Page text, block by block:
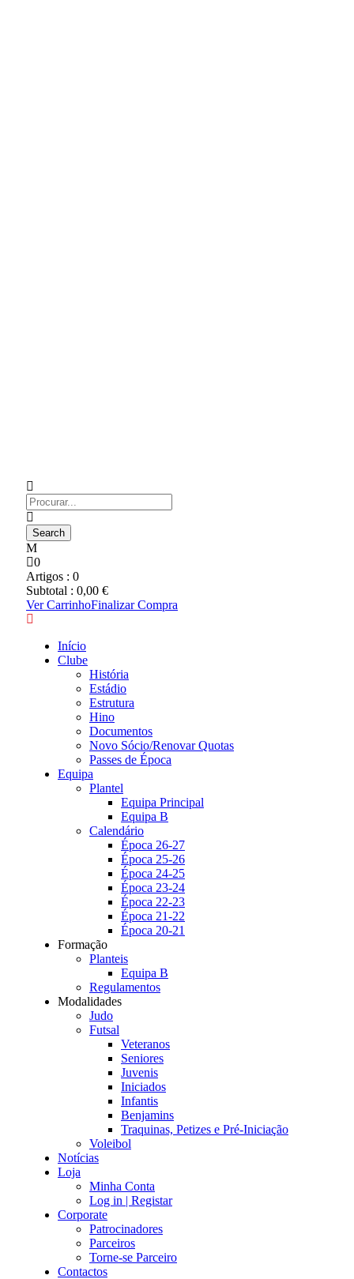
0
Artigos : 0
Subtotal : 0,00 €
Ver CarrinhoFinalizar Compra
Início
Clube
História
Estádio
Estrutura
Hino
Documentos
Novo Sócio/Renovar Quotas
Passes de Época
Equipa
Plantel
Equipa Principal
Equipa B
Calendário
Época 26-27
Época 25-26
Época 24-25
Época 23-24
Época 22-23
Época 21-22
Época 20-21
Formação
Planteis
Equipa B
Regulamentos
Modalidades
Judo
Futsal
Veteranos
Seniores
Juvenis
Iniciados
Infantis
Benjamins
Traquinas, Petizes e Pré-Iniciação
Voleibol
Notícias
Loja
Minha Conta
Log in | Registar
Corporate
Patrocinadores
Parceiros
Torne-se Parceiro
Contactos